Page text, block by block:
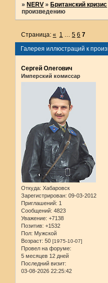
»NERV »Британский кризис
произведению
Галерея иллюстраций к
Страница:« 1 … 5 6 7
Сергей Олегович
Имперский комиссар
Откуда: Хабаровск
Зарегистрирован: 09-03-2012
Приглашений: 1
Сообщений: 4823
Уважение: +7138
Позитив: +1532
Пол: Мужской
Возраст: 50 [1975-10-07]
Провел на форуме:
5 месяцев 12 дней
Последний визит:
03-08-2026 22:25:42